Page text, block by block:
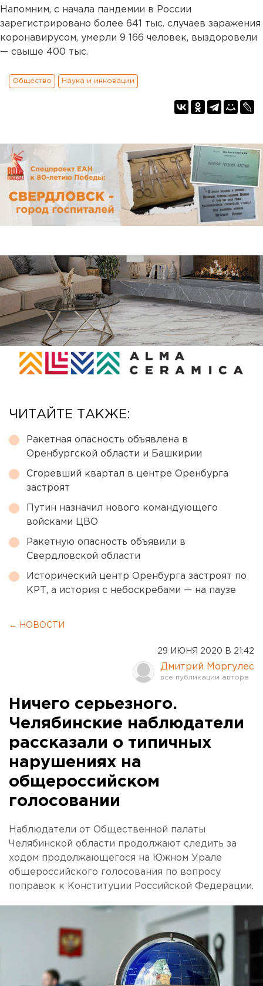
Напомним, с начала пандемии в России
зарегистрировано более 641 тыс. случаев заражения
коронавирусом, умерли 9 166 человек, выздоровели
— свыше 400 тыс.
Общество Наука и инновации
ЧИТАЙТЕ ТАКЖЕ:
Ракетная опасность объявлена в
Оренбургской области и Башкирии
Сгоревший квартал в центре Оренбурга
застроят
Путин назначил нового командующего
войсками ЦВО
Ракетную опасность объявили в
Свердловской области
Исторический центр Оренбурга застроят по
КРТ, а история с небоскребами — на паузе
← НОВОСТИ
29 ИЮНЯ 2020 В 21:42
Дмитрий Моргулес
Ничего серьезного.
Челябинские наблюдатели
рассказали о типичных
нарушениях на
общероссийском
голосовании
Наблюдатели от Общественной палаты
Челябинской области продолжают следить за
ходом продолжающегося на Южном Урале
общероссийского голосования по вопросу
поправок к Конституции Российской Федерации.